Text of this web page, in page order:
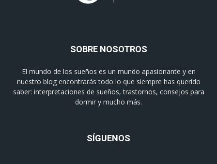
SOBRE NOSOTROS
El mundo de los sueños es un mundo apasionante y en
nuestro blog encontrarás todo lo que siempre has querido
saber: interpretaciones de sueños, trastornos, consejos para
dormir y mucho más.
SÍGUENOS